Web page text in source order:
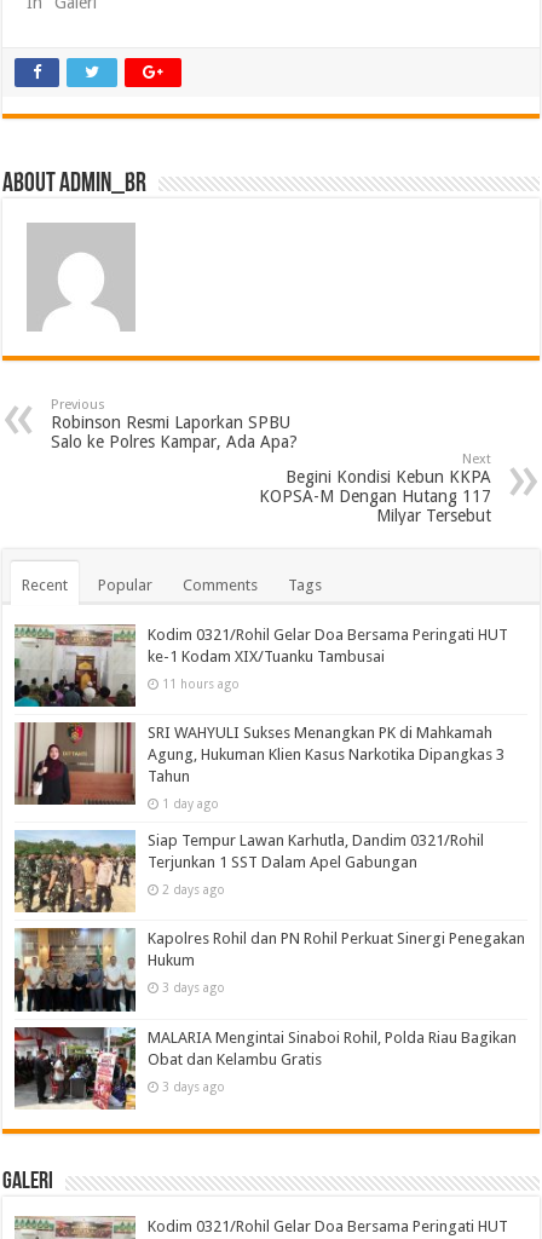
About admin_br
Previous
Robinson Resmi Laporkan SPBU
Salo ke Polres Kampar, Ada Apa?
Next
Begini Kondisi Kebun KKPA
KOPSA-M Dengan Hutang 117
Milyar Tersebut
Recent Popular Comments Tags
Kodim 0321/Rohil Gelar Doa Bersama Peringati HUT
ke-1 Kodam XIX/Tuanku Tambusai
11 hours ago
SRI WAHYULI Sukses Menangkan PK di Mahkamah
Agung, Hukuman Klien Kasus Narkotika Dipangkas 3
Tahun
1 day ago
Siap Tempur Lawan Karhutla, Dandim 0321/Rohil
Terjunkan 1 SST Dalam Apel Gabungan
2 days ago
Kapolres Rohil dan PN Rohil Perkuat Sinergi Penegakan
Hukum
3 days ago
MALARIA Mengintai Sinaboi Rohil, Polda Riau Bagikan
Obat dan Kelambu Gratis
3 days ago
Galeri
Kodim 0321/Rohil Gelar Doa Bersama Peringati HUT